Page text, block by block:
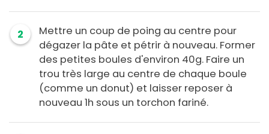
2
Mettre un coup de poing au centre pour
dégazer la pâte et pétrir à nouveau. Former
des petites boules d'environ 40g. Faire un
trou très large au centre de chaque boule
(comme un donut) et laisser reposer à
nouveau 1h sous un torchon fariné.